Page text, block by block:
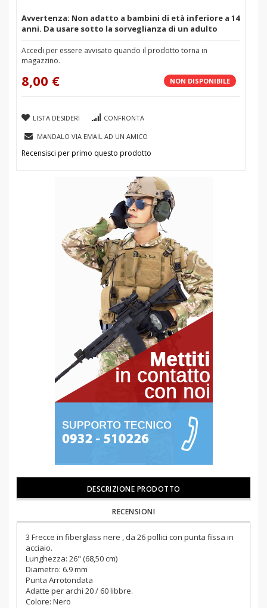
Avvertenza: Non adatto a bambini di età inferiore a 14
anni. Da usare sotto la sorveglianza di un adulto
Accedi per essere avvisato quando il prodotto torna in
magazzino.
NON DISPONIBILE
8,00 €
LISTA DESIDERI CONFRONTA
MANDALO VIA EMAIL AD UN AMICO
Recensisci per primo questo prodotto
DESCRIZIONE PRODOTTO
RECENSIONI
3 Frecce in fiberglass nere , da 26 pollici con punta fissa in
acciaio.
Lunghezza: 26" (68,50 cm)
Diametro: 6.9 mm
Punta Arrotondata
Adatte per archi 20 / 60 libbre.
Colore: Nero